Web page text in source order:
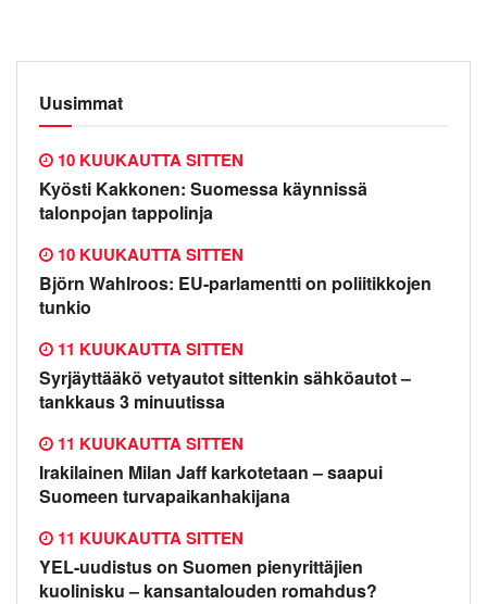
Uusimmat
Kyösti Kakkonen: Suomessa käynnissä
talonpojan tappolinja
10 KUUKAUTTA SITTEN
Björn Wahlroos: EU-parlamentti on poliitikkojen
tunkio
10 KUUKAUTTA SITTEN
Syrjäyttääkö vetyautot sittenkin sähköautot –
tankkaus 3 minuutissa
11 KUUKAUTTA SITTEN
Irakilainen Milan Jaff karkotetaan – saapui
Suomeen turvapaikanhakijana
11 KUUKAUTTA SITTEN
YEL-uudistus on Suomen pienyrittäjien
kuolinisku – kansantalouden romahdus?
11 KUUKAUTTA SITTEN